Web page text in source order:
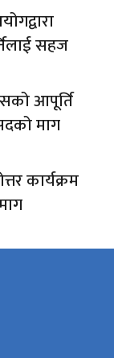
सहज
आपूर्ति
माग
कार्यक्रम